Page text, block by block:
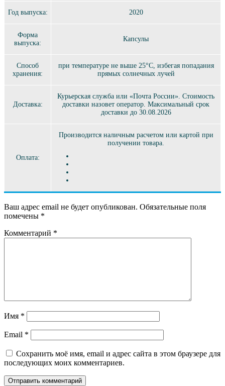
Год выпуска: 2020
Форма
выпуска:
Капсулы
Способ
хранения:
при температуре не выше 25°C, избегая попадания
прямых солнечных лучей
Доставка:
Курьерская служба или «Почта России». Стоимость
доставки назовет оператор. Максимальный срок
доставки до 30.08.2026
Оплата:
Производится наличным расчетом или картой при
получении товара.
Ваш адрес email не будет опубликован. Обязательные поля
помечены *
Комментарий *
Имя *
Email *
Сохранить моё имя, email и адрес сайта в этом браузере для
последующих моих комментариев.